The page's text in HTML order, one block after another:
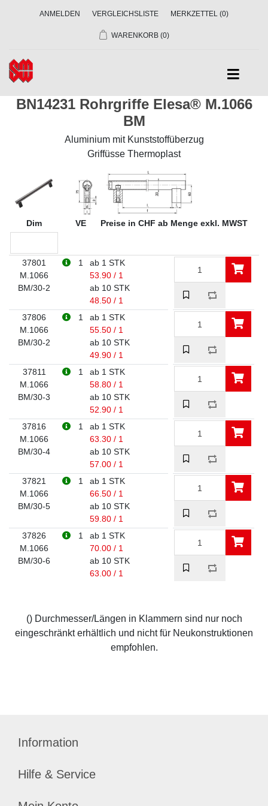
ANMELDEN VERGLEICHSLISTE MERKZETTEL (0)
WARENKORB (0)
BN14231 Rohrgriffe Elesa® M.1066
BM
Aluminium mit Kunststoffüberzug
Griffüsse Thermoplast
Dim VE Preise in CHF ab Menge exkl. MWST
37801
M.1066
BM/30-2
1
ab 1 STK
53.90 / 1
ab 10 STK
48.50 / 1
37806
M.1066
BM/30-2
1
ab 1 STK
55.50 / 1
ab 10 STK
49.90 / 1
37811
M.1066
BM/30-3
1
ab 1 STK
58.80 / 1
ab 10 STK
52.90 / 1
37816
M.1066
BM/30-4
1
ab 1 STK
63.30 / 1
ab 10 STK
57.00 / 1
37821
M.1066
BM/30-5
1
ab 1 STK
66.50 / 1
ab 10 STK
59.80 / 1
37826
M.1066
BM/30-6
1
ab 1 STK
70.00 / 1
ab 10 STK
63.00 / 1
() Durchmesser/Längen in Klammern sind nur noch
eingeschränkt erhältlich und nicht für Neukonstruktionen
empfohlen.
Information
Hilfe & Service